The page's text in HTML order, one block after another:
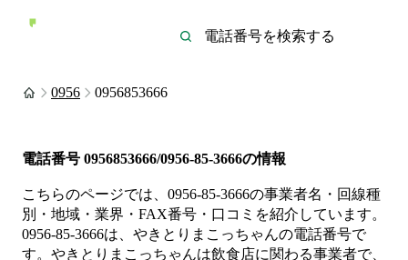
0956 0956853666
電話番号 0956853666/0956-85-3666の情報
こちらのページでは、 0956-85-3666の事業者名・回線種
別・地域・業界・FAX番号・口コミを紹介しています。
0956-85-3666は、 やきとりまこっちゃんの電話番号で
す。 やきとりまこっちゃんは飲食店に関わる事業者で、